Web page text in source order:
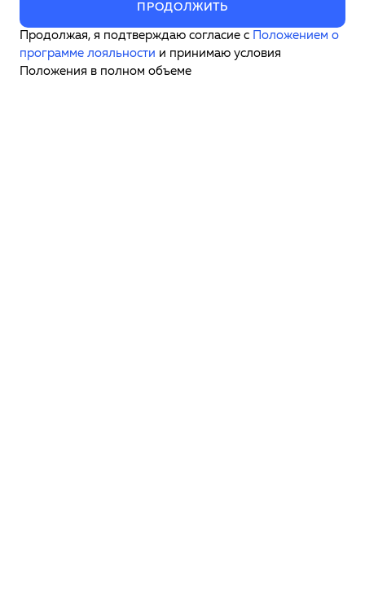
ПРОДОЛЖИТЬ
Продолжая, я подтверждаю согласие с
Положением о
программе лояльности и принимаю условия
Положения в полном объеме